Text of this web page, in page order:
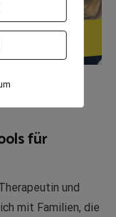
für
und
mit Familien, die